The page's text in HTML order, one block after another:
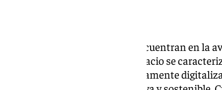
Las nuevas instalaciones se encuentran en la
3, en Jerez de la Frontera. El espacio se
curvas y por unos interiores altamente